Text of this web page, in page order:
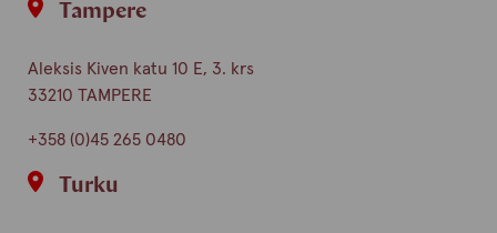
Tampere
Aleksis Kiven katu 10 E, 3. krs
33210 TAMPERE
+358 (0)45 265 0480
Turku